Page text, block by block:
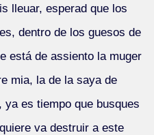
lleuar, esperad que los
dentro de los guesos de
está de assiento la muger
mia, la de la saya de
es tiempo que busques
va destruir a este